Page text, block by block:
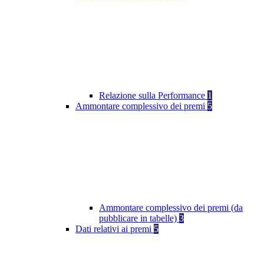
Relazione sulla Performance 1
Ammontare complessivo dei premi 5
Ammontare complessivo dei premi (da
pubblicare in tabelle) 3
Dati relativi ai premi 5